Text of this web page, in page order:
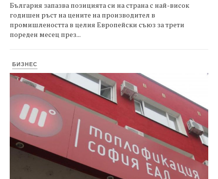
България запазва позицията си на страна с най-висок
годишен ръст на цените на производител в
промишлеността в целия Европейски съюз за трети
пореден месец през...
БИЗНЕС